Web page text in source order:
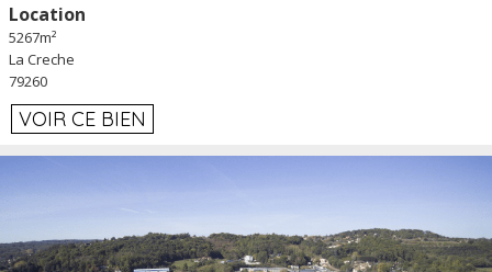
Location
5267m²
La Creche
79260
VOIR CE BIEN